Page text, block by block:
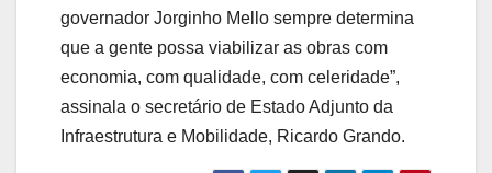
governador Jorginho Mello sempre determina
que a gente possa viabilizar as obras com
economia, com qualidade, com celeridade”,
assinala o secretário de Estado Adjunto da
Infraestrutura e Mobilidade, Ricardo Grando.